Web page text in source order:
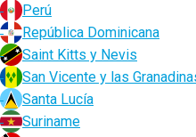
Perú
República Dominicana
Saint Kitts y Nevis
San Vicente y las
Santa Lucía
Suriname